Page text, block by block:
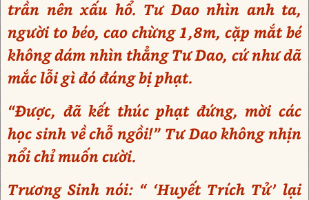
trần nên xấu hổ. Tư Dao nhìn anh ta,
người to béo, cao chừng 1,8m, cặp mắt bé
không dám nhìn thẳng Tư Dao, cứ như dã
mắc lỗi gì đó đáng bị phạt.
“Được, đã kết thúc phạt đứng, mời các
học sinh về chỗ ngồi!” Tư Dao không nhịn
nổi chỉ muốn cười.
Trương Sinh nói: “ ‘Huyết Trích Tử’ lại